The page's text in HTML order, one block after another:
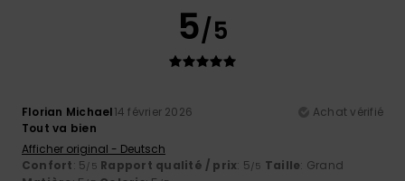
5/5
Florian Michael14 février 2026
Achat vérifié
Tout va bien
Afficher original - Deutsch
Confort: 5/5 Rapport qualité / prix: 5/5 Taille: Grand